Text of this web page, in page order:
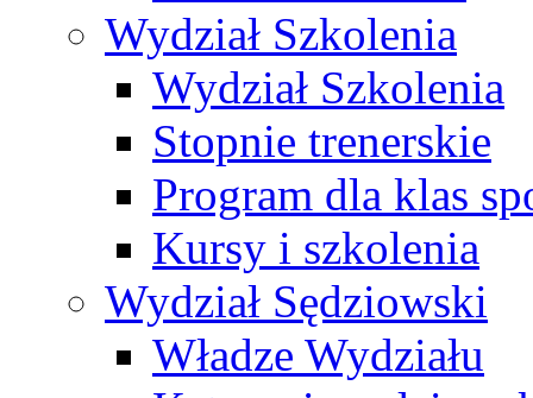
Wydział Szkolenia
Wydział Szkolenia
Stopnie trenerskie
Program dla klas
Kursy i szkolenia
Wydział Sędziowski
Władze Wydziału